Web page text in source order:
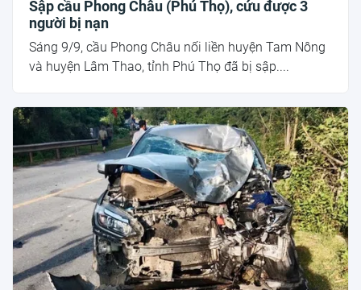
Sập cầu Phong Châu (Phú Thọ), cứu được 3
người bị nạn
Sáng 9/9, cầu Phong Châu nối liền huyện Tam Nông
và huyện Lâm Thao, tỉnh Phú Thọ đã bị sập....